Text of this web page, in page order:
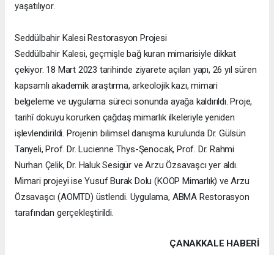
yaşatılıyor.
Seddülbahir Kalesi Restorasyon Projesi
Seddülbahir Kalesi, geçmişle bağ kuran mimarisiyle dikkat
çekiyor. 18 Mart 2023 tarihinde ziyarete açılan yapı, 26 yıl süren
kapsamlı akademik araştırma, arkeolojik kazı, mimari
belgeleme ve uygulama süreci sonunda ayağa kaldırıldı. Proje,
tarihî dokuyu korurken çağdaş mimarlık ilkeleriyle yeniden
işlevlendirildi. Projenin bilimsel danışma kurulunda Dr. Gülsün
Tanyeli, Prof. Dr. Lucienne Thys-Şenocak, Prof. Dr. Rahmi
Nurhan Çelik, Dr. Haluk Sesigür ve Arzu Özsavaşcı yer aldı.
Mimari projeyi ise Yusuf Burak Dolu (KOOP Mimarlık) ve Arzu
Özsavaşcı (AOMTD) üstlendi. Uygulama, ABMA Restorasyon
tarafından gerçekleştirildi.
ÇANAKKALE HABERİ